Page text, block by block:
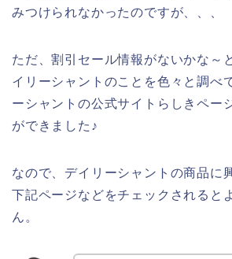
みつけられなかったのですが、、、
ただ、割引セール情報がないかな～
イリーシャントのことを色々と調べ
ーシャントの公式サイトらしきペー
ができました♪
なので、デイリーシャントの商品に
下記ページなどをチェックされると
ん。